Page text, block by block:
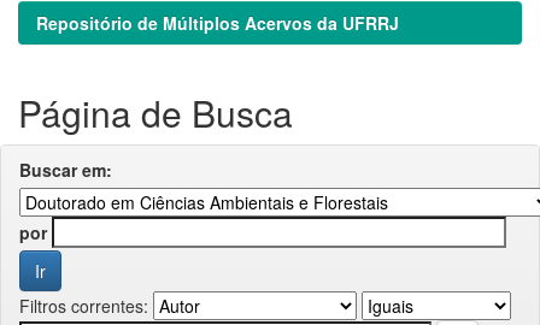
Repositório de Múltiplos Acervos da UFRRJ
Página de Busca
Buscar em:
por
Filtros correntes: